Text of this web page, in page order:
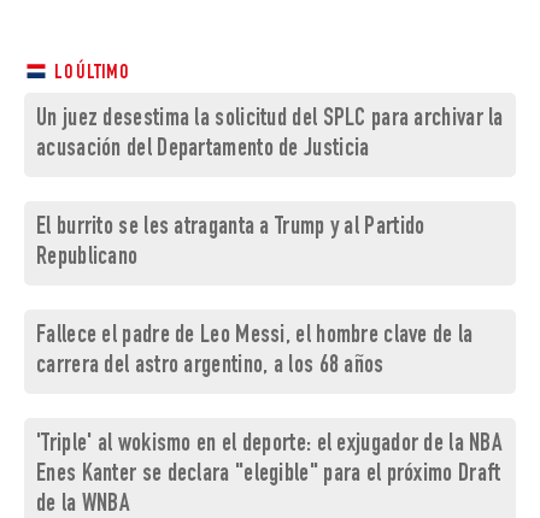
LO ÚLTIMO
Un juez desestima la solicitud del SPLC para archivar la
acusación del Departamento de Justicia
El burrito se les atraganta a Trump y al Partido
Republicano
Fallece el padre de Leo Messi, el hombre clave de la
carrera del astro argentino, a los 68 años
'Triple' al wokismo en el deporte: el exjugador de la NBA
Enes Kanter se declara "elegible" para el próximo Draft
de la WNBA